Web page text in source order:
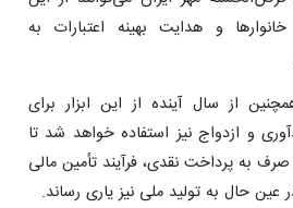
و هدایت بهینه اعتبارات به
از سال آینده از این ابزار برای
و ازدواج نیز استفاده خواهد شد تا
به پرداخت نقدی، فرآیند تأمین مالی
عین حال به تولید ملی نیز یاری رساند.